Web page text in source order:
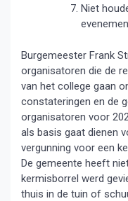
Niet
Burgemeester Frank
organisatoren die de
van het college gaan
constateringen en de
organisatoren voor
als basis gaat dienen
vergunning voor een
De gemeente heeft
kermisborrel werd
thuis in de tuin of